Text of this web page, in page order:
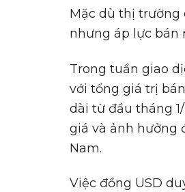
Mặc dù thị trường
nhưng áp lực bán
Trong tuần giao
với tổng giá trị
dài từ đầu tháng
giá và ảnh hưởng
Nam.
Việc đồng USD